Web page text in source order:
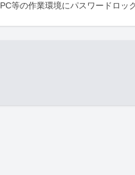
PC等の作業環境にパスワードロッ